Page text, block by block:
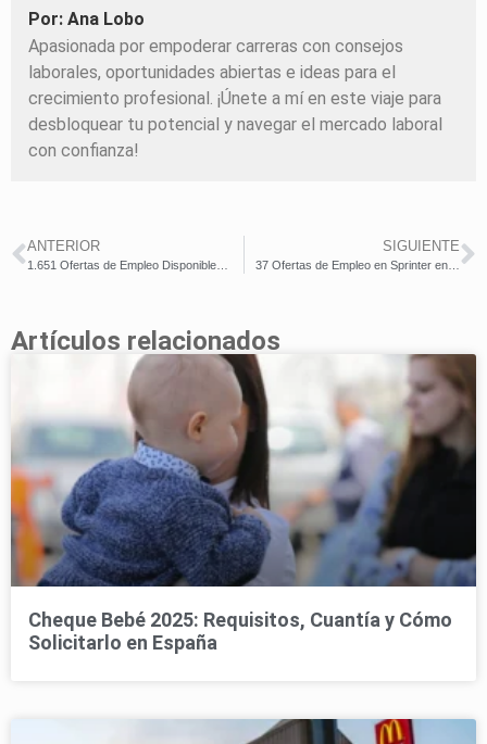
Por: Ana Lobo
Apasionada por empoderar carreras con consejos
laborales, oportunidades abiertas e ideas para el
crecimiento profesional. ¡Únete a mí en este viaje para
desbloquear tu potencial y navegar el mercado laboral
con confianza!
ANTERIOR
1.651 Ofertas de Empleo Disponibles para Trabajar en Almacenes – Hasta 1.600€/mes
SIGUIENTE
37 Ofertas de Empleo en Sprinter en toda España – Diferentes Puestos – ¡Aplica Ya!
Artículos relacionados
Cheque Bebé 2025: Requisitos, Cuantía y Cómo
Solicitarlo en España